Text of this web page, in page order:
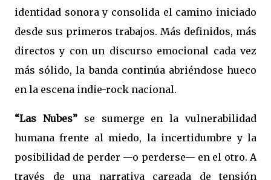
identidad sonora y consolida el camino iniciado
desde sus primeros trabajos. Más definidos, más
directos y con un discurso emocional cada vez
más sólido, la banda continúa abriéndose hueco
en la escena indie-rock nacional.
“Las Nubes”se sumerge en la vulnerabilidad
humana frente al miedo, la incertidumbre y la
posibilidad de perder —o perderse— en el otro. A
través de una narrativa cargada de tensión